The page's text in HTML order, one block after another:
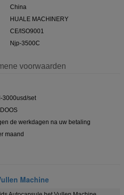
China
HUALE MACHINERY
CE/ISO9001
Njp-3500C
voorwaarden
3000usd/set
de werkdagen na uw betaling
maand
Machine